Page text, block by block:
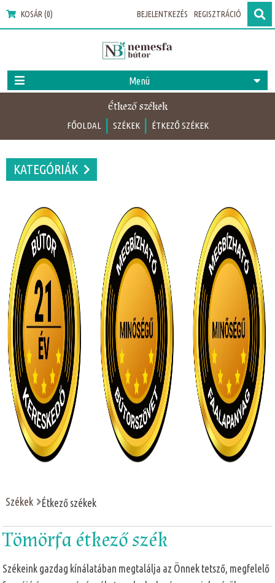
KOSÁR (0) BEJELENTKEZÉS REGISZTRÁCIÓ
Menü
Étkező székek
FŐOLDAL SZÉKEK ÉTKEZŐ SZÉKEK
KATEGÓRIÁK
Székek Étkező székek
Tömörfa étkező szék
Székeink gazdag kínálatában megtalálja az Önnek tetsző, megfelelő